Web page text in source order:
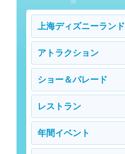
上海ディズニーランド
アトラクション
ショー＆パレード
レストラン
年間イベント